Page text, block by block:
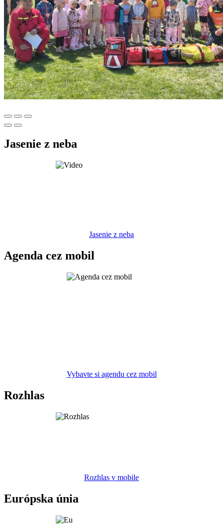
Jasenie z neba
Jasenie z neba
Agenda cez mobil
Vybavte si agendu cez mobil
Rozhlas
Rozhlas v mobile
Európska únia